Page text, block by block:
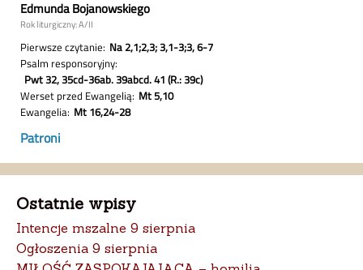
Ostatnie wpisy
Intencje mszalne 9 sierpnia
Ogłoszenia 9 sierpnia